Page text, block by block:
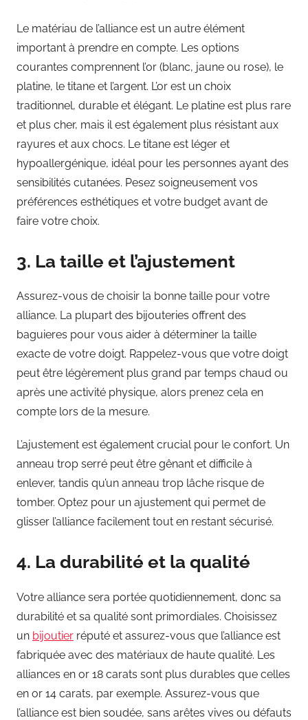
Le matériau de l’alliance est un autre élément
important à prendre en compte. Les options
courantes comprennent l’or (blanc, jaune ou rose), le
platine, le titane et l’argent. L’or est un choix
traditionnel, durable et élégant. Le platine est plus rare
et plus cher, mais il est également plus résistant aux
rayures et aux chocs. Le titane est léger et
hypoallergénique, idéal pour les personnes ayant des
sensibilités cutanées. Pesez soigneusement vos
préférences esthétiques et votre budget avant de
faire votre choix.
3. La taille et l’ajustement
Assurez-vous de choisir la bonne taille pour votre
alliance. La plupart des bijouteries offrent des
baguieres pour vous aider à déterminer la taille
exacte de votre doigt. Rappelez-vous que votre doigt
peut être légèrement plus grand par temps chaud ou
après une activité physique, alors prenez cela en
compte lors de la mesure.
L’ajustement est également crucial pour le confort. Un
anneau trop serré peut être gênant et difficile à
enlever, tandis qu’un anneau trop lâche risque de
tomber. Optez pour un ajustement qui permet de
glisser l’alliance facilement tout en restant sécurisé.
4. La durabilité et la qualité
Votre alliance sera portée quotidiennement, donc sa
durabilité et sa qualité sont primordiales. Choisissez
un bijoutier réputé et assurez-vous que l’alliance est
fabriquée avec des matériaux de haute qualité. Les
alliances en or 18 carats sont plus durables que celles
en or 14 carats, par exemple. Assurez-vous que
l’alliance est bien soudée, sans arêtes vives ou défauts